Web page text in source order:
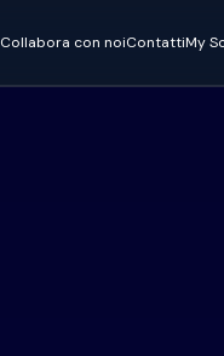
Collabora con noiContattiMy